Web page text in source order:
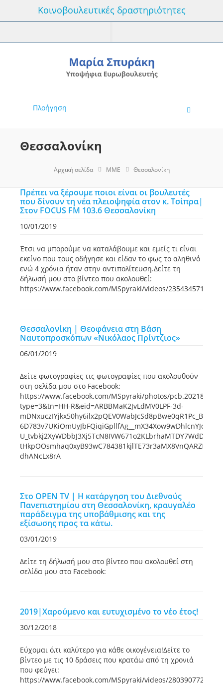
Κοινοβουλευτικές δραστηριότητες
Πλοήγηση
Θεσσαλονίκη
Αρχική σελίδα MME Θεσσαλονίκη
Πρέπει να ξέρουμε ποιοι είναι οι βουλευτές
που δίνουν τη νέα πλειοψηφία στον κ. Τσίπρα|
Στον FOCUS FM 103.6 Θεσσαλονίκη
10/01/2019
Έτσι να μπορούμε να καταλάβουμε και εμείς τι είναι
εκείνο που τους οδήγησε και είδαν το φως το αληθινό
ενώ 4 χρόνια ήταν στην αντιπολίτευση.Δείτε τη
δήλωσή μου στο βίντεο που ακολουθεί:
https://www.facebook.com/MSpyraki/videos/
Θεσσαλονίκη | Θεοφάνεια στη Βάση
Ναυτοπροσκόπων «Νικόλαος Πρίντζιος»
06/01/2019
Δείτε φωτογραφίες τις φωτογραφίες που ακολουθούν
στη σελίδα μου στο Facebook:
https://www.facebook.com/MSpyraki/photos/
type=3&tn=HH-R&eid=ARBBMaK2JvLdMV0LPF-3d-
dhANcLx8rA
Στο OPEN TV | Η κατάργηση του Διεθνούς
Πανεπιστημίου στη Θεσσαλονίκη, κραυγαλέο
παράδειγμα της υποβάθμισης και της
εξίσωσης προς τα κάτω.
03/01/2019
Δείτε τη δήλωσή μου στο βίντεο που ακολουθεί στη
σελίδα μου στο Facebook:
2019|Χαρούμενο και ευτυχισμένο το νέο έτος!
30/12/2018
Εύχομαι ό,τι καλύτερο για κάθε οικογένεια!Δείτε το
βίντεο με τις 10 δράσεις που κρατάω από τη χρονιά
που φεύγει:
https://www.facebook.com/MSpyraki/videos/